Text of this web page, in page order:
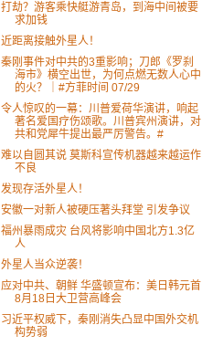
打劫？游客乘快艇游青岛，到海中间被要
求加钱
近距离接触外星人！
秦刚事件对中共的3重影响；刀郎《罗刹
海市》横空出世，为何点燃无数人心中
的火？｜#方菲时间 07/29
令人惊叹的一幕：川普爱荷华演讲，响起
著名爱国疗伤颂歌。川普宾州演讲，对
共和党犀牛提出最严厉警告。#
难以自圆其说 莫斯科宣传机器越来越运作
不良
发现存活外星人！
安徽一对新人被硬压著头拜堂 引发争议
福州暴雨成灾 台风将影响中国北方1.3亿
人
外星人当众逆袭！
应对中共、朝鲜 华盛顿宣布：美日韩元首
8月18日大卫营高峰会
习近平权威下，秦刚消失凸显中国外交机
构势弱